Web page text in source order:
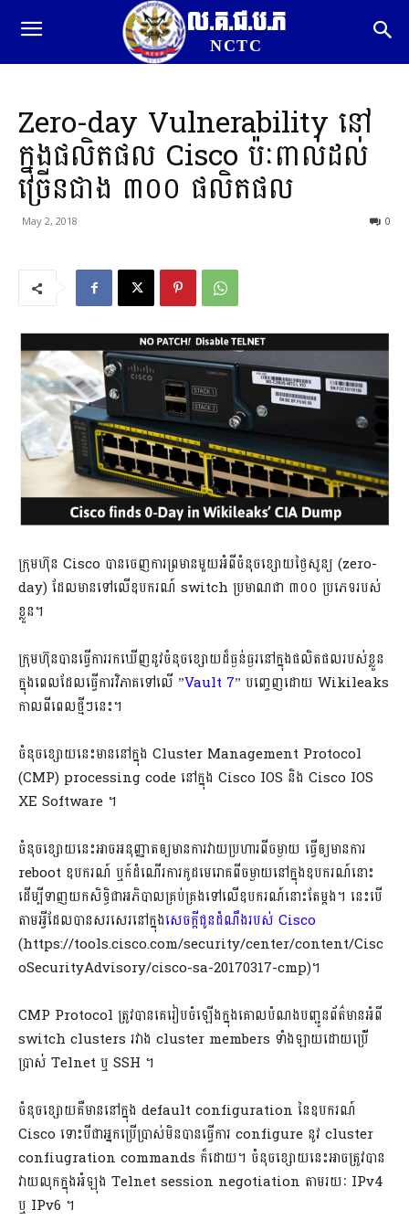
ល.គ.ជ.ប.ភ
NCTC
Zero-day Vulnerability នៅ
ក្នុងផលិតផល Cisco ប៉ៈពាល់ដល់
ច្រើនជាង ៣០០ ផលិតផល
May 2, 2018 0
ក្រុមហ៊ុន Cisco បានចេញការព្រមានមួយអំពីចំនុចខ្សោយថ្ងៃសូន្យ (zero-
day) ដែលមានទៅលើឧបករណ៍ switch ប្រមាណជា ៣០០ ប្រភេទរបស់
ខ្លួន។
ក្រុមហ៊ុនបានធ្វើការរកឃើញនូវចំនុចខ្សោយដ៏ធ្ងន់ធ្ងរនៅក្នុងផលិតផលរបស់ខ្លួន
ក្នុងពេលដែលធ្វើការវិភាគទៅលើ ”Vault 7” បញ្ចេញដោយ Wikileaks
កាលពីពេលថ្មីៗនេះ។
ចំនុចខ្សោយនេះមាននៅក្នុង Cluster Management Protocol
(CMP) processing code នៅក្នុង Cisco IOS និង Cisco IOS
XE Software ។
ចំនុចខ្សោយនេះអាចអនុញ្ញាតឲ្យមានការវាយប្រហារពីចម្ងាយ ធ្វើឲ្យមានការ
reboot ឧបករណ៍ ឬក៍ដំណើរការកូដមេរោគពីចម្ងាយនៅក្នុងឧបករណ៍នោះ
ដើម្បីទាញយកសិទ្ធិជាអភិបាលគ្រប់គ្រងទៅលើឧបករណ៍នោះតែម្តង។ នេះបើ
តាមអ្វីដែលបានសរសេរនៅក្នុងសេចក្តីជូនដំណឹងរបស់ Cisco
(https://tools.cisco.com/security/center/content/Cisc
oSecurityAdvisory/cisco-sa-20170317-cmp)។
CMP Protocol ត្រូវបានគេរៀបចំឡើងក្នុងគោលបំណងបញ្ជូនព័ត៌មានអំពី
switch clusters រវាង cluster members ទាំងឡាយដោយប្រើ់
ប្រាស់ Telnet ឬ SSH ។
ចំនុចខ្សោយគឺមាននៅក្នុង default configuration នៃឧបករណ៍
Cisco ទោះបីជាអ្នកប្រើប្រាស់មិនបានធ្វើការ configure នូវ cluster
confiugration commands ក៏ដោយ។ ចំនុចខ្សោយនេះអាចត្រូវបាន
វាយលុកក្នុងអំឡុង Telnet session negotiation តាមរយៈ IPv4
ឬ IPv6 ។